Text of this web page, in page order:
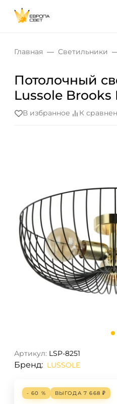
Главная Светильники
Потолочный
Lussole Brooks
В избранное К
Артикул: LSP-8251
Бренд: LUSSOLE
- 60 % ВЫГОДА 7 668 ₽